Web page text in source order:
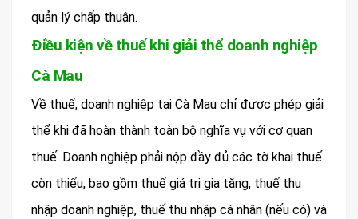
quản lý chấp thuận.
Điều kiện về thuế khi giải thể doanh nghiệp
Cà Mau
Về thuế, doanh nghiệp tại Cà Mau chỉ được phép giải
thể khi đã hoàn thành toàn bộ nghĩa vụ với cơ quan
thuế. Doanh nghiệp phải nộp đầy đủ các tờ khai thuế
còn thiếu, bao gồm thuế giá trị gia tăng, thuế thu
nhập doanh nghiệp, thuế thu nhập cá nhân (nếu có) và